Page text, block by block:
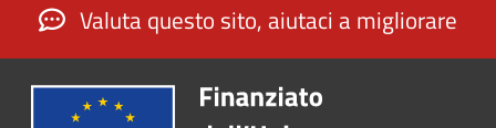
Valuta questo sito, aiutaci a migliorare